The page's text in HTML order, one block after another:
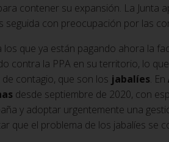
contener su expansión. La Junta
seguida con preocupación por las
que ya están pagando ahora la
contra la PPA en su territorio, lo
contagio, que son los jabalíes. En
desde septiembre de 2020, con
y adoptar urgentemente una
que el problema de los jabalíes se